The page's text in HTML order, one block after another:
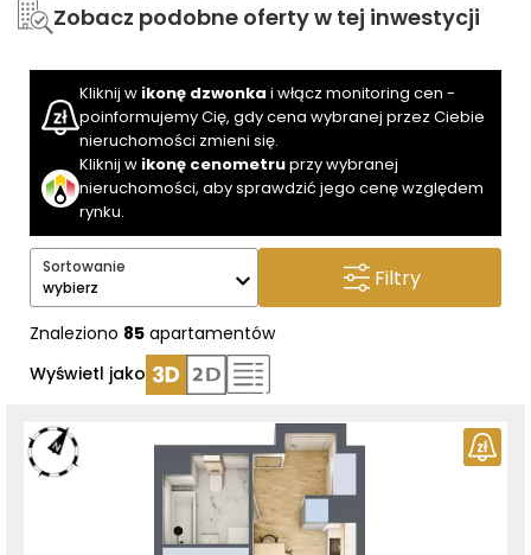
Zobacz podobne oferty w tej inwestycji
Kliknij w ikonę dzwonka i włącz monitoring cen -
poinformujemy Cię, gdy cena wybranej przez Ciebie
nieruchomości zmieni się.
Kliknij w ikonę cenometruprzy wybranej
nieruchomości, aby sprawdzić jego cenę względem
rynku.
Filtry
Sortowanie
wybierz
Znaleziono 85 apartamentów
Wyświetl jako